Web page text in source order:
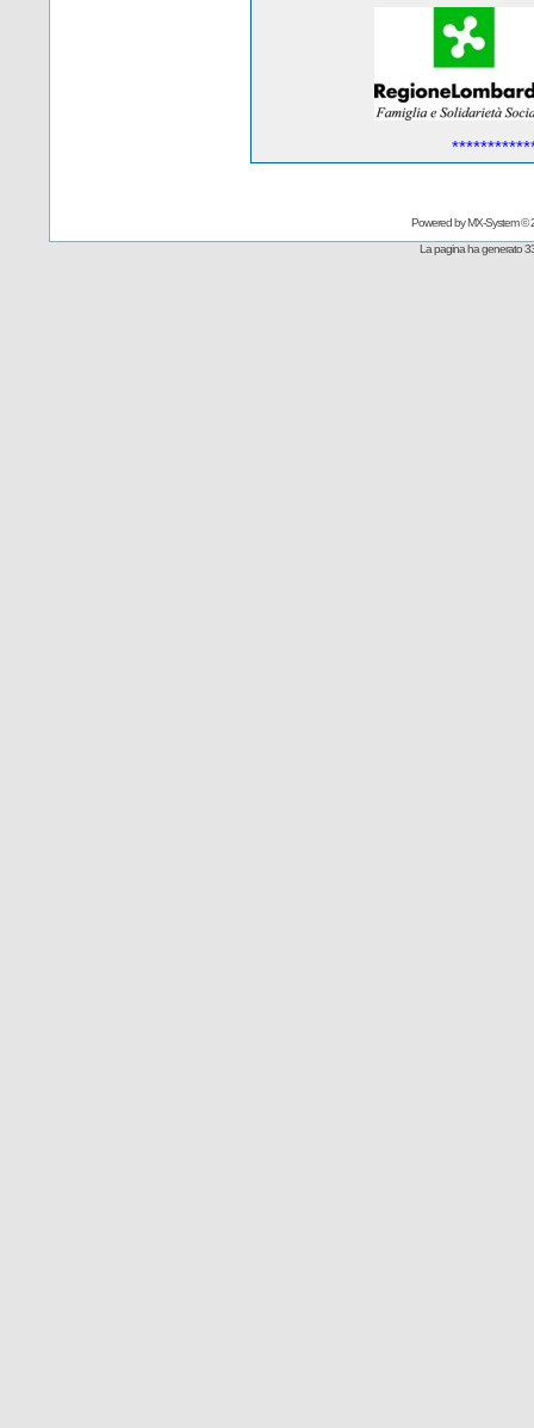
Powered byMX-System©
La pagina ha generato